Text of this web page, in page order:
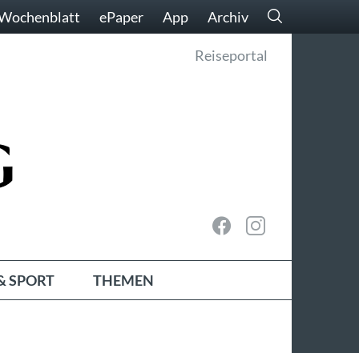
ePaper App Archiv
Reiseportal
SPORT THEMEN